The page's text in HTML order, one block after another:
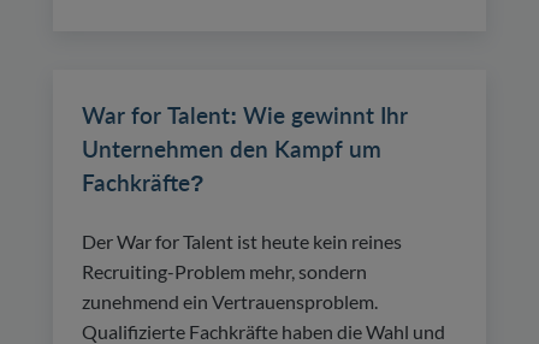
War for Talent: Wie gewinnt Ihr
Unternehmen den Kampf um
Fachkräfte?
Der War for Talent ist heute kein reines
Recruiting-Problem mehr, sondern
zunehmend ein Vertrauensproblem.
Qualifizierte Fachkräfte haben die Wahl und